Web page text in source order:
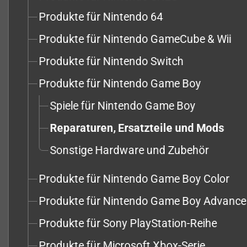
Produkte für Nintendo 64
Produkte für Nintendo GameCube & Wii
Produkte für Nintendo Switch
Produkte für Nintendo Game Boy
Spiele für Nintendo Game Boy
Reparaturen, Ersatzteile und Mods
Sonstige Hardware und Zubehör
Produkte für Nintendo Game Boy Color
Produkte für Nintendo Game Boy Advance
Produkte für Sony PlayStation-Reihe